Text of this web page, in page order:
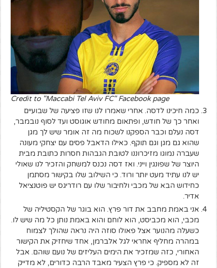
Credit to "Maccabi Tel Aviv FC" Facebook page
כמה חיכינו לדסה. אחרי שאמרו לנו שזו פציעה של שבועיים
ואחר כך של חודש, ופתאום מחודש אוגוסט ועד לסוף נובמבר,
דסה נעלם וכבר הספקנו לשכוח מה זה אומר שיש לך מגן
שהוא גם מגן וגם תוקף. כאילו הדאבל פסים עם יצחקי מעונה
שעברה נמוגו מזיכרוננו לטובת הגבהות חסרות כתובת מבית
היוצר של שפונגין וייני. ואז דסה נכנס למשחק והזכיר לנו שאולי
יש לנו עתיד מעט יותר ורוד. כי השילוב שלו בקישור מסתמן
כחידוש הבא של מכבי ולחיבור שלו עם רודריגס יש פוטנציאל
אדיר.
אני באמת מחבב את דור פרץ. הוא בוגר של הקסטיליה של
מכבי, הוא מכביסט, הוא לוחם והוא באמת נותן כל מה שיש לו.
כשעלה מהנוער אצל פאולו סוזה היה נראה שהולך לצמוח
במהרה מחליף אחראי לגל אלברמן, אחד שיחזיק את הקישור
האחורי, כזה שמזכיר את הימים העליזים של נועם שוהם. אבל
זה לא מספיק. כי פרץ הצעיר מאבד הרבה כדורים, לא מדייק